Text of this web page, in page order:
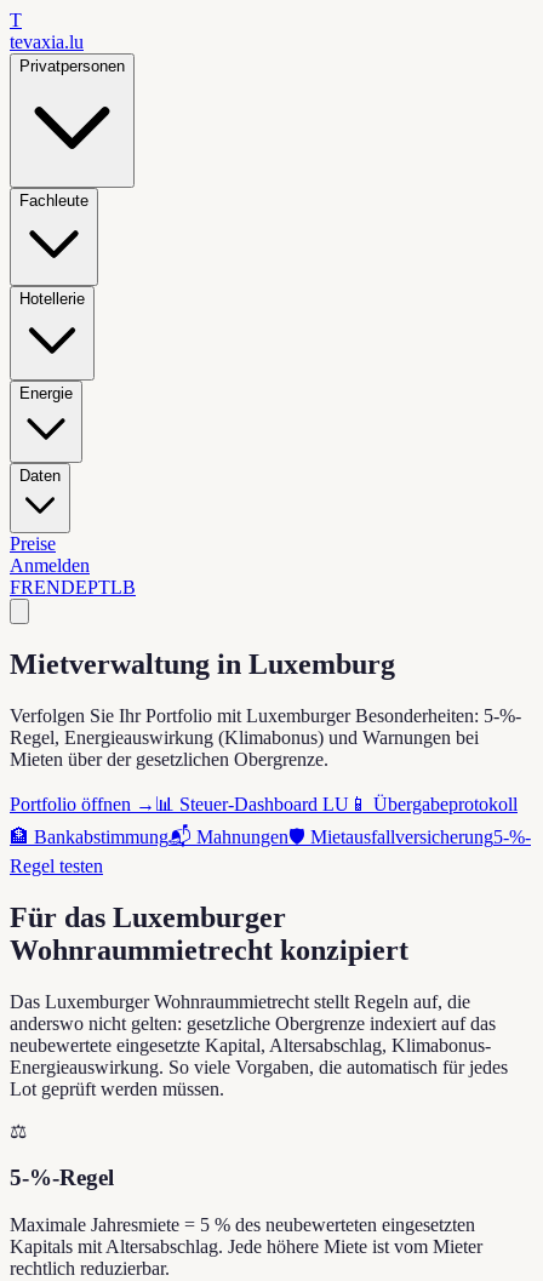
T
tevaxia.lu
Privatpersonen
Fachleute
Hotellerie
Energie
Daten
Preise
Anmelden
FRENDEPTLB
Mietverwaltung in Luxemburg
Verfolgen Sie Ihr Portfolio mit Luxemburger Besonderheiten: 5-%-
Regel, Energieauswirkung (Klimabonus) und Warnungen bei
Mieten über der gesetzlichen Obergrenze.
Portfolio öffnen → 📊 Steuer-Dashboard LU 📱 Übergabeprotokoll
🏦 Bankabstimmung📬 Mahnungen🛡 Mietausfallversicherung5-%-
Regel testen
Für das Luxemburger
Wohnraummietrecht konzipiert
Das Luxemburger Wohnraummietrecht stellt Regeln auf, die
anderswo nicht gelten: gesetzliche Obergrenze indexiert auf das
neubewertete eingesetzte Kapital, Altersabschlag, Klimabonus-
Energieauswirkung. So viele Vorgaben, die automatisch für jedes
Lot geprüft werden müssen.
⚖️
5-%-Regel
Maximale Jahresmiete = 5 % des neubewerteten eingesetzten
Kapitals mit Altersabschlag. Jede höhere Miete ist vom Mieter
rechtlich reduzierbar.